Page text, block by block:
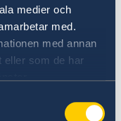
medier och
med.
med annan
eller som de har